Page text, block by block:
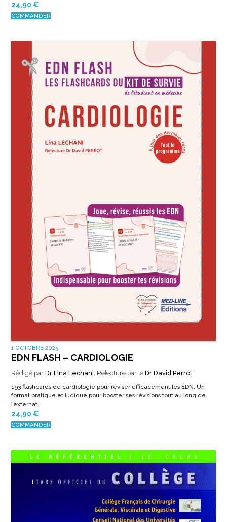
24,90 €
COMMANDER
1 OCTOBRE 2025
EDN FLASH – CARDIOLOGIE
Rédigé par Dr Lina Lechani. Relecture par le Dr David Perrot.
193 flashcards de cardiologie pour réviser efficacement les EDN. Un
format pratique et ludique pour booster ses révisions tout au long de
l’externat.
24,90 €
COMMANDER